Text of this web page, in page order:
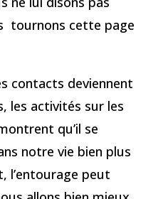
tournons cette page
contacts deviennent
les activités sur les
qu’il se
notre vie bien plus
l’entourage peut